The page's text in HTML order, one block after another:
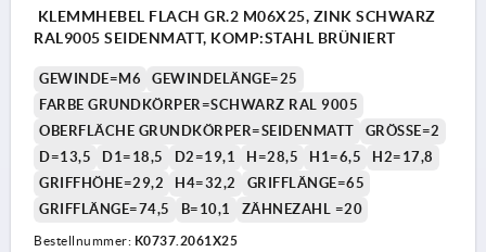
KLEMMHEBEL FLACH GR.2 M06X25, ZINK SCHWARZ
RAL9005 SEIDENMATT, KOMP:STAHL BRÜNIERT
GEWINDE=M6
GEWINDELÄNGE=25
FARBE GRUNDKÖRPER=SCHWARZ RAL 9005
OBERFLÄCHE GRUNDKÖRPER=SEIDENMATT
GRÖSSE=2
D=13,5
D1=18,5 D2=19,1 H=28,5 H1=6,5
H2=17,8
GRIFFHÖHE=29,2
H4=32,2
GRIFFLÄNGE=65
GRIFFLÄNGE=74,5
B=10,1 ZÄHNEZAHL =20
Bestellnummer: K0737.2061X25